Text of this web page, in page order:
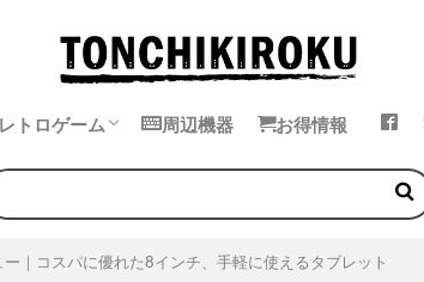
レトロゲーム
ミュレータ
華ゲーム機
ームボーイ
ームギア
ンダースワン
オジオポケット
周辺機器 お得情報
ー｜コスパに優れた8インチ、手軽に使えるタブレット